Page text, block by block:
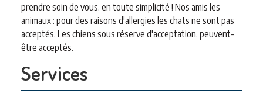
prendre soin de vous, en toute simplicité ! Nos amis les
animaux : pour des raisons d'allergies les chats ne sont pas
acceptés. Les chiens sous réserve d'acceptation, peuvent-
être acceptés.
Services